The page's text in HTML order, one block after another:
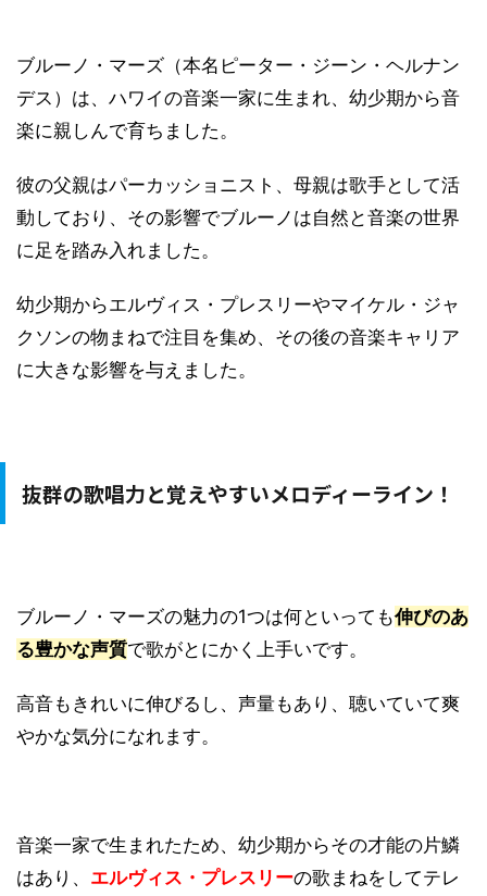
ブルーノ・マーズ（本名ピーター・ジーン・ヘルナン
デス）は、ハワイの音楽一家に生まれ、幼少期から音
楽に親しんで育ちました。
彼の父親はパーカッショニスト、母親は歌手として活
動しており、その影響でブルーノは自然と音楽の世界
に足を踏み入れました。
幼少期からエルヴィス・プレスリーやマイケル・ジャ
クソンの物まねで注目を集め、その後の音楽キャリア
に大きな影響を与えました。
抜群の歌唱力と覚えやすいメロディーライン！
ブルーノ・マーズの魅力の1つは何といっても伸びのあ
る豊かな声質で歌がとにかく上手いです。
高音もきれいに伸びるし、声量もあり、聴いていて爽
やかな気分になれます。
音楽一家で生まれたため、幼少期からその才能の片鱗
はあり、 エルヴィス・プレスリーの歌まねをしてテレ